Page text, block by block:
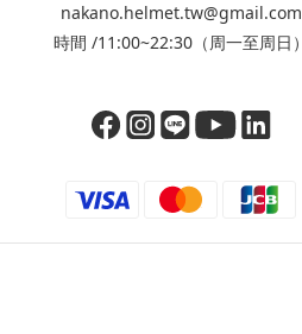
nakano.helmet.tw@gmail.com
時間 /11:00~22:30（周一至周日）